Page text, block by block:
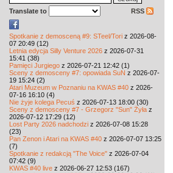
Translate to RSS
Spotkanie z demosceną #9: STeel/Tori z 2026-08-
07 20:49 (12)
Letnia edycja Silly Venture 2026 z 2026-07-31
15:41 (38)
Pamięci Jurgiego z 2026-07-21 12:42 (1)
Sceny z demosceny #7: opowiada SuN z 2026-07-
19 15:24 (2)
Atari Muzeum w Poznaniu na KWAS #40 z 2026-
07-16 16:10 (4)
Nie żyje kolega Pecuś z 2026-07-13 18:00 (30)
Sceny z demosceny #7 - Grzegorz "Sun" Żyła z
2026-07-12 17:29 (12)
Lost Party 2026 nadchodzi z 2026-07-08 15:28
(23)
Pan Zenon i Atari na KWAS #40 z 2026-07-07 13:25
(7)
Spotkanie z redakcją "The Voice" z 2026-07-04
07:42 (9)
KWAS #40 live z 2026-06-27 12:53 (167)